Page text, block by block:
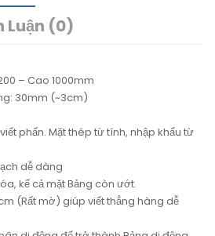
Luận (0)
– Cao 1000mm
30mm (~3cm)
phấn. Mặt thép từ tính, nhập khẩu từ
dễ dàng
kể cả mặt Bảng còn ướt.
(Rất mờ) giúp viết thẳng hàng dễ